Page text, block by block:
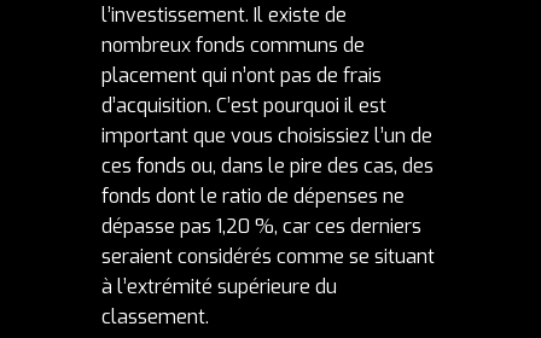
l’investissement. Il existe de
nombreux fonds communs de
placement qui n’ont pas de frais
d’acquisition. C’est pourquoi il est
important que vous choisissiez l’un de
ces fonds ou, dans le pire des cas, des
fonds dont le ratio de dépenses ne
dépasse pas 1,20 %, car ces derniers
seraient considérés comme se situant
à l’extrémité supérieure du
classement.